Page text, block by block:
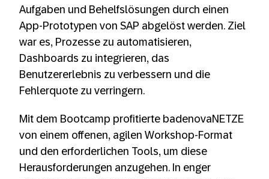
Aufgaben und Behelfslösungen durch einen
App-Prototypen von SAP abgelöst werden. Ziel
war es, Prozesse zu automatisieren,
Dashboards zu integrieren, das
Benutzererlebnis zu verbessern und die
Fehlerquote zu verringern.
Mit dem Bootcamp profitierte badenovaNETZE
von einem offenen, agilen Workshop-Format
und den erforderlichen Tools, um diese
Herausforderungen anzugehen. In enger